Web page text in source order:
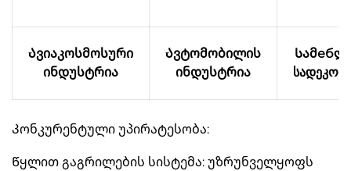
Ავიაკოსმოსური
ინდუსტრია
Ავტომობილის
ინდუსტრია
Კონკურენტული უპირატესობა:
Წყლით გაგრილების სისტემა: უზრუნველყოფს